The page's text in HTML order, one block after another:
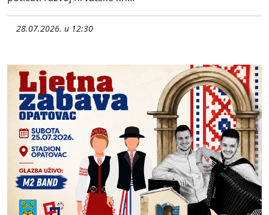
28.07.2026. u 12:30